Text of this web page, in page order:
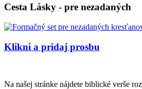
Cesta Lásky - pre nezadaných
Klikni a pridaj prosbu
Na našej stránke nájdete biblické verše